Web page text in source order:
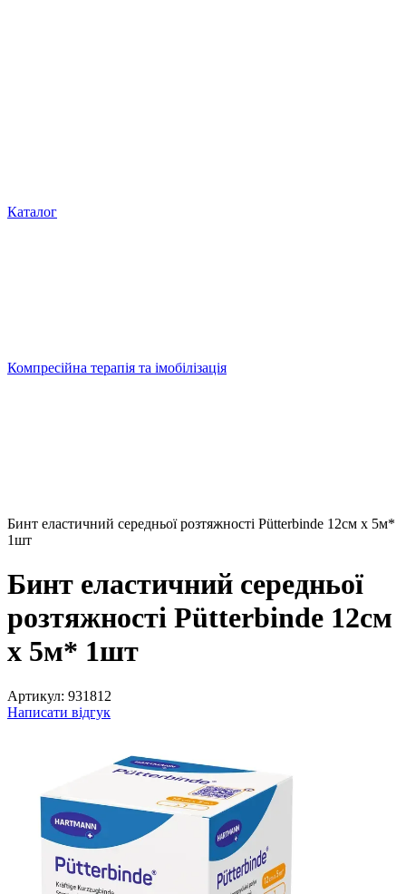
Каталог
Компресійна терапія та імобілізація
Бинт еластичний середньої розтяжності Pütterbinde 12см х 5м*
1шт
Бинт еластичний середньої
розтяжності Pütterbinde 12см
х 5м* 1шт
Артикул: 931812
Написати відгук